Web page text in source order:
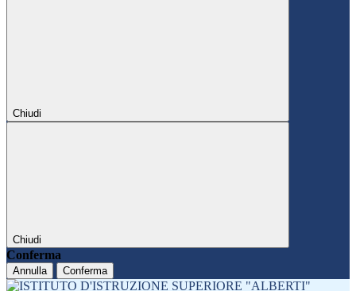
Chiudi
Chiudi
Conferma
Annulla Conferma